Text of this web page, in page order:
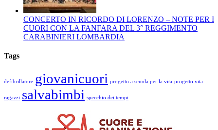
CONCERTO IN RICORDO DI LORENZO – NOTE PER I
CUORI CON LA FANFARA DEL 3° REGGIMENTO
CARABINIERI LOMBARDIA
Tags
defibrillatore giovanicuori progetto a scuola per la vita progetto vita
ragazzi salvabimbi specchio dei tempi